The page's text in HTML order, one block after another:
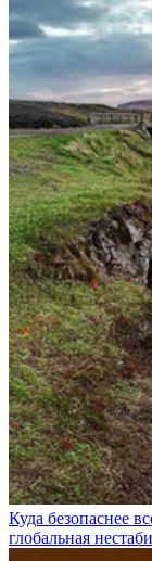
Куда безопаснее
глобальная